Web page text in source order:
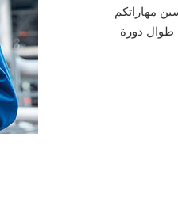
مهاراتكم
طوال دورة